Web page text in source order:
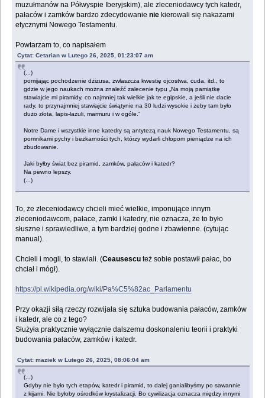
muzułmanów na Półwyspie Iberyjskim), ale zleceniodawcy tych katedr,
pałaców i zamków bardzo zdecydowanienie kierowali się nakazami
etycznymi Nowego Testamentu.
Powtarzam to, co napisałem
Cytat: Cetarian w Lutego 26, 2025, 01:23:07 am
(...)
pomijając pochodzenie dżizusa, zwłaszcza kwestię ojcostwa, cuda, itd., to
gdzie w jego naukach można znaleźć zalecenie typu „Na moją pamiątkę
stawiajcie mi piramidy, co najmniej tak wielkie jak te egipskie, a jeśli nie dacie
rady, to przynajmniej stawiajcie świątynie na 30 ludzi wysokie i żeby tam było
dużo złota, lapis-lazuli, marmuru i w ogóle.”
Notre Dame i wszystkie inne katedry są antytezą nauk Nowego Testamentu, są
pomnikami pychy i bezkarności tych, którzy wydarli chłopom pieniądze na ich
zbudowanie.
Jaki byłby świat bez piramid, zamków, pałaców i katedr?
Na pewno lepszy.
(...)
To, że zleceniodawcy chcieli mieć wielkie, imponujące innym
zleceniodawcom, pałace, zamki i katedry, nie oznacza, że to było
słuszne i sprawiedliwe, a tym bardziej godne i zbawienne. (cytując
manual).
Chcieli i mogli, to stawiali. (Ceausescu też sobie postawił pałac, bo
chciał i mógł).
https://pl.wikipedia.org/wiki/Pa%C5%82ac_Parlamentu
Przy okazji siłą rzeczy rozwijała się sztuka budowania pałaców, zamków
i katedr, ale co z tego?
Służyła praktycznie wyłącznie dalszemu doskonaleniu teorii i praktyki
budowania pałaców, zamków i katedr.
Cytat: maziek w Lutego 26, 2025, 08:06:04 am
(...)
Gdyby nie było tych etapów, katedr i piramid, to dalej ganialibyśmy po sawannie
z kijami. Nie byłoby ośrodków krystalizacji. Bo cywilizacja oznacza między innymi